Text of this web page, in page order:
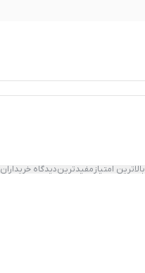
بالاترین امتیاز مفیدتریندیدگاه خریداران